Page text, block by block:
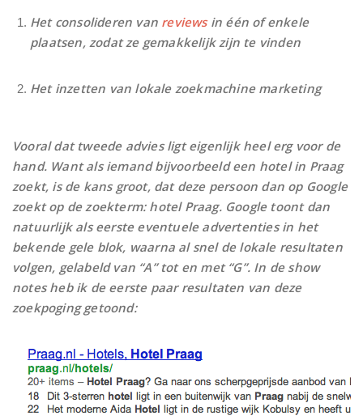
Het consolideren van reviewsin één of enkele
plaatsen, zodat ze gemakkelijk zijn te vinden
Het inzetten van lokale zoekmachine marketing
Vooral dat tweede advies ligt eigenlijk heel erg voor de
hand. Want als iemand bijvoorbeeld een hotel in Praag
zoekt, is de kans groot, dat deze persoon dan op Google
zoekt op de zoekterm: hotel Praag. Google toont dan
natuurlijk als eerste eventuele advertenties in het
bekende gele blok, waarna al snel de lokale resultaten
volgen, gelabeld van “A” tot en met “G”. In de show
notes heb ik de eerste paar resultaten van deze
zoekpoging getoond: